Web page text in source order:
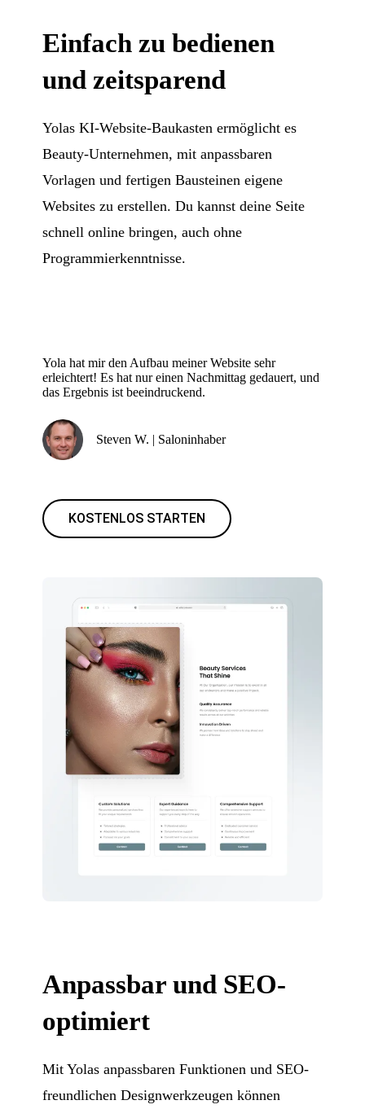
Einfach zu bedienen
und zeitsparend
Yolas KI-Website-Baukasten ermöglicht es
Beauty-Unternehmen, mit anpassbaren
Vorlagen und fertigen Bausteinen eigene
Websites zu erstellen. Du kannst deine Seite
schnell online bringen, auch ohne
Programmierkenntnisse.
Yola hat mir den Aufbau meiner Website sehr
erleichtert! Es hat nur einen Nachmittag gedauert, und
das Ergebnis ist beeindruckend.
Steven W. | Saloninhaber
KOSTENLOS STARTEN
Anpassbar und SEO-
optimiert
Mit Yolas anpassbaren Funktionen und SEO-
freundlichen Designwerkzeugen können